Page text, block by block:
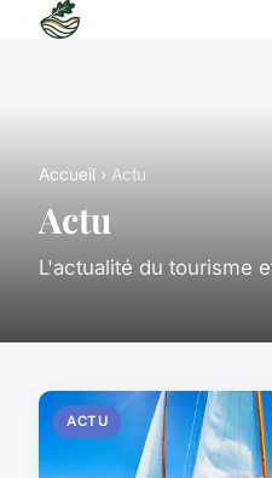
Accueil › Actu
Actu
L'actualité du tourisme
ACTU